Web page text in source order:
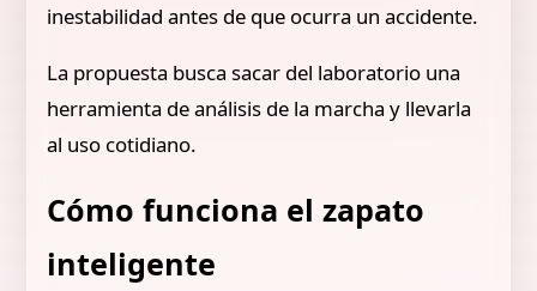
inestabilidad antes de que ocurra un accidente.
La propuesta busca sacar del laboratorio una
herramienta de análisis de la marcha y llevarla
al uso cotidiano.
Cómo funciona el zapato
inteligente